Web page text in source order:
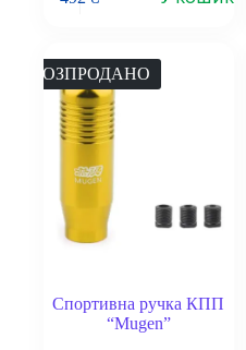
РОЗПРОДАНО
Спортивна ручка КПП
“Mugen”